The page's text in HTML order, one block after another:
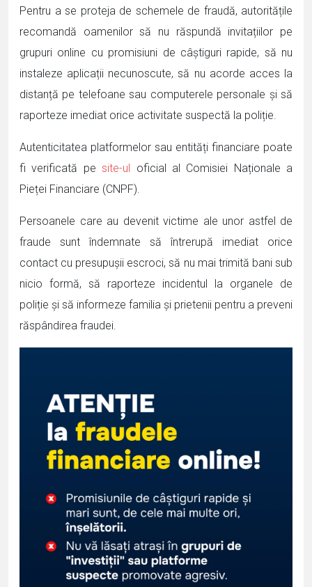
Pentru a se proteja de schemele de fraudă, autoritățile
recomandă oamenilor să nu răspundă invitațiilor pe
grupuri online cu promisiuni de câștiguri rapide, să nu
instaleze aplicații necunoscute, să nu acorde acces la
distanță pe telefoane sau computerele personale și să
raporteze imediat orice activitate suspectă la poliție.
Autenticitatea platformelor sau entități financiare poate
fi verificată pe site-ul oficial al Comisiei Naționale a
Pieței Financiare (CNPF).
Persoanele care au devenit victime ale unor astfel de
fraude sunt îndemnate să întrerupă imediat orice
contact cu presupușii escroci, să nu mai trimită bani sub
nicio formă, să raporteze incidentul la organele de
poliție și să informeze familia și prietenii pentru a preveni
răspândirea fraudei.